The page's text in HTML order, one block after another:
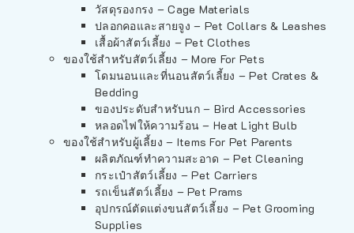
วัสดุรองกรง – Cage Materials
ปลอกคอและสายจูง – Pet Collars & Leashes
เสื้อผ้าสัตว์เลี้ยง – Pet Clothes
ของใช้สำหรับสัตว์เลี้ยง – More For Pets
โดมนอนและที่นอนสัตว์เลี้ยง – Pet Crates &
Bedding
ของประดับสำหรับนก – Bird Accessories
หลอดไฟให้ความร้อน – Heat Light Bulb
ของใช้สำหรับผู้เลี้ยง – Items For Pet Parents
ผลิตภัณฑ์ทำความสะอาด – Pet Cleaning
กระเป๋าสัตว์เลี้ยง – Pet Carriers
รถเข็นสัตว์เลี้ยง – Pet Prams
อุปกรณ์ตัดแต่งขนสัตว์เลี้ยง – Pet Grooming
Supplies